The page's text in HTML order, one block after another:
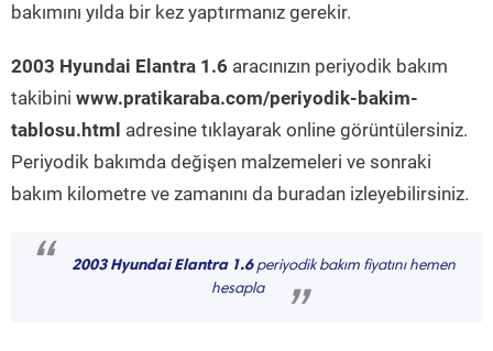
bakımını yılda bir kez yaptırmanız gerekir.
2003 Hyundai Elantra 1.6 aracınızın periyodik bakım
takibini www.pratikaraba.com/periyodik-bakim-
tablosu.html adresine tıklayarak online görüntülersiniz.
Periyodik bakımda değişen malzemeleri ve sonraki
bakım kilometre ve zamanını da buradan izleyebilirsiniz.
“ 2003 Hyundai Elantra 1.6periyodik bakım fiyatını hemen
hesapla
”